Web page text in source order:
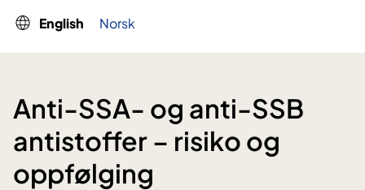
English Norsk
Anti-SSA- og anti-SSB
antistoffer – risiko og
oppfølging